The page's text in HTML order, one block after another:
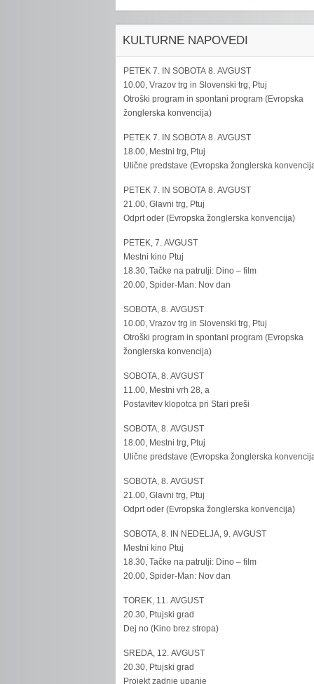
KULTURNE NAPOVEDI
PETEK 7. IN SOBOTA 8. AVGUST
10.00, Vrazov trg in Slovenski trg, Ptuj
Otroški program in spontani program (Evropska
žonglerska konvencija)
PETEK 7. IN SOBOTA 8. AVGUST
18.00, Mestni trg, Ptuj
Ulične predstave (Evropska žonglerska
PETEK 7. IN SOBOTA 8. AVGUST
21.00, Glavni trg, Ptuj
Odprt oder (Evropska žonglerska konvencija)
PETEK, 7. AVGUST
Mestni kino Ptuj
18.30, Tačke na patrulji: Dino – film
20.00, Spider-Man: Nov dan
SOBOTA, 8. AVGUST
10.00, Vrazov trg in Slovenski trg, Ptuj
Otroški program in spontani program (Evropska
žonglerska konvencija)
SOBOTA, 8. AVGUST
11.00, Mestni vrh 28, a
Postavitev klopotca pri Stari preši
SOBOTA, 8. AVGUST
18.00, Mestni trg, Ptuj
Ulične predstave (Evropska žonglerska
SOBOTA, 8. AVGUST
21.00, Glavni trg, Ptuj
Odprt oder (Evropska žonglerska konvencija)
SOBOTA, 8. IN NEDELJA, 9. AVGUST
Mestni kino Ptuj
18.30, Tačke na patrulji: Dino – film
20.00, Spider-Man: Nov dan
TOREK, 11. AVGUST
20.30, Ptujski grad
Dej no (Kino brez stropa)
SREDA, 12. AVGUST
20.30, Ptujski grad
Projekt zadnje upanje